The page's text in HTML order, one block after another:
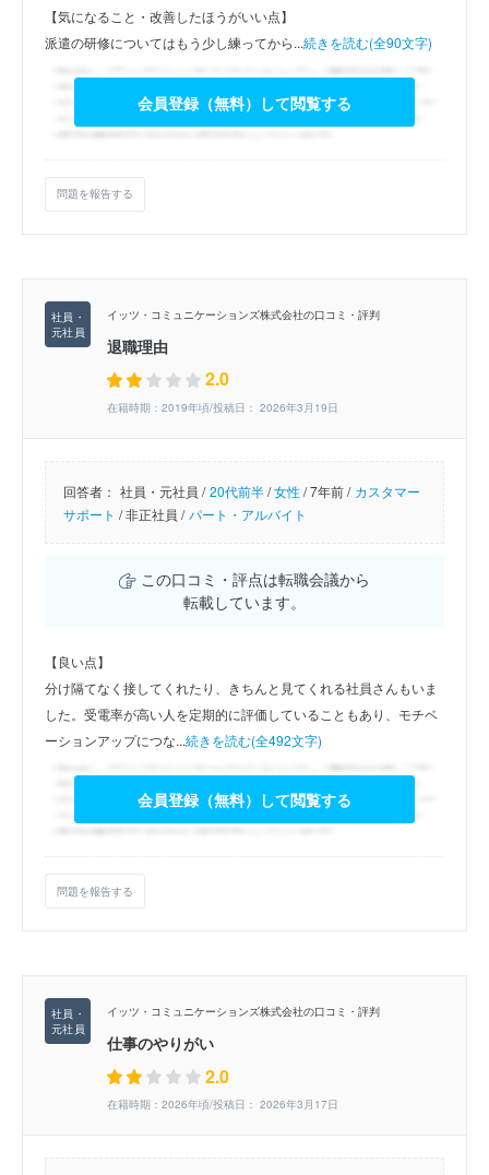
【気になること・改善したほうがいい点】
派遣の研修についてはもう少し練ってから...続きを読む(全90文字)
会員登録（無料）して閲覧する
問題を報告する
イッツ・コミュニケーションズ株式会社の口コミ・評判
退職理由
2.0
在籍時期：2019年頃/投稿日： 2026年3月19日
回答者： 社員・元社員 / 20代前半/女性/7年前 / カスタマー
サポート /非正社員 / パート・アルバイト
この口コミ・評点は転職会議から
転載しています。
【良い点】
分け隔てなく接してくれたり、きちんと見てくれる社員さんもいま
した。受電率が高い人を定期的に評価していることもあり、モチベ
ーションアップにつな...続きを読む(全492文字)
会員登録（無料）して閲覧する
問題を報告する
イッツ・コミュニケーションズ株式会社の口コミ・評判
仕事のやりがい
2.0
在籍時期：2026年頃/投稿日： 2026年3月17日